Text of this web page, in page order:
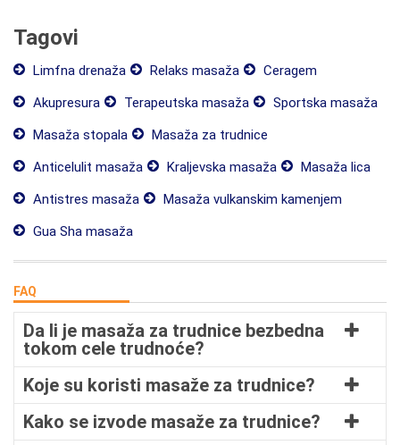
Tagovi
Limfna drenaža Relaks masaža
Ceragem
Akupresura
Terapeutska masaža
Sportska masaža
Masaža stopala
Masaža za trudnice
Anticelulit masaža
Kraljevska masaža
Masaža lica
Antistres masaža
Masaža vulkanskim kamenjem
Gua Sha masaža
FAQ
Da li je masaža za trudnice bezbedna
tokom cele trudnoće?
Koje su koristi masaže za trudnice?
Kako se izvode masaže za trudnice?